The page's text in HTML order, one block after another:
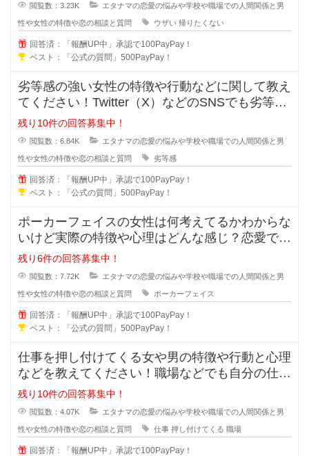
閲覧数：3.23K エタナマの恋愛の悩みや学校や職場での人間関係と男
性や女性の特徴や恋の相談と質問 ウザい 帰りたくない
回答済：「報酬UP中」承認で100PayPay！
ベスト：「公式の質問」500PayPay！
劣等感の強い女性の特徴や行動などに関して教え
てください！Twitter（X）などのSNSでも劣等感
が強い女性っていますよ
残り10件の回答募集中！
閲覧数：6.84K エタナマの恋愛の悩みや学校や職場での人間関係と男
性や女性の特徴や恋の相談と質問 劣等感
回答済：「報酬UP中」承認で100PayPay！
ベスト：「公式の質問」500PayPay！
ポーカーフェイスの女性は何考えてるかわからな
いけど実際の特徴や心理はどんな感じ？恋愛では
ポーカーフェイスの女性ってモテる
残り6件の回答募集中！
閲覧数：7.72K エタナマの恋愛の悩みや学校や職場での人間関係と男
性や女性の特徴や恋の相談と質問 ポーカーフェイス
回答済：「報酬UP中」承認で100PayPay！
ベスト：「公式の質問」500PayPay！
仕事を押し付けてくる女や男の特徴や行動と心理
などを教えてください！職場などでも自分の仕事
なのに人に押し付けてくる人ってい
残り10件の回答募集中！
閲覧数：4.07K エタナマの恋愛の悩みや学校や職場での人間関係と男
性や女性の特徴や恋の相談と質問 仕事 押し付けてくる 職場
回答済：「報酬UP中」承認で100PayPay！